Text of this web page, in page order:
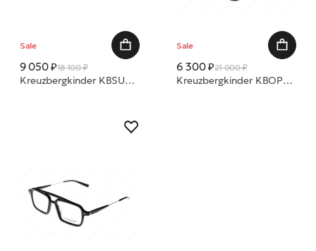
Sale
9 050 ₽18 100 ₽
Kreuzbergkinder KBSU0461 KANO-S C3 CRYSTAL GREEN/GR GREY AR 54 54 очки с/з
Sale
6 300 ₽21 000 ₽
Kreuzbergkinder KBOP0313 Xenia-O C6a Dark Stories Clear 55 55 17 оправа